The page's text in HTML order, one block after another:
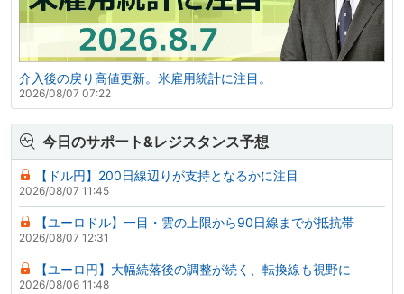
介入後の戻り高値更新。米雇用統計に注目。
2026/08/07 07:22
今日のサポート&レジスタンス予想
【ドル円】200日線辺りが支持となるかに注目
2026/08/07 11:45
【ユーロドル】一目・雲の上限から90日線までが抵抗帯
2026/08/07 12:31
【ユーロ円】大幅続落後の調整が続く、転換線も視野に
2026/08/06 11:48